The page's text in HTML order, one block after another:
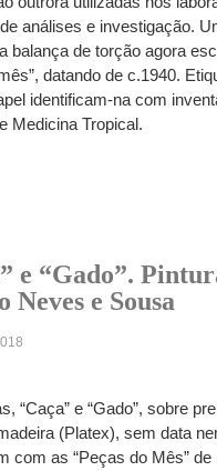
análises e investigação.
balança de torção agora
datando de c.1940.
identificam-na com
Medicina Tropical.
e “Gado”.
Neves e Sousa
“Caça” e “Gado”, sobre
(Platex), sem data
com as “Peças do Mês” de